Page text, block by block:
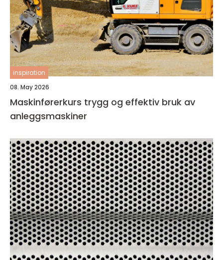
inspiration
08. May 2026
Maskinførerkurs trygg og effektiv bruk av
anleggsmaskiner